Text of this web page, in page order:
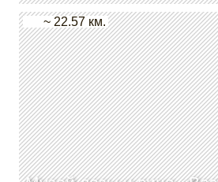
~ 22.57 км.